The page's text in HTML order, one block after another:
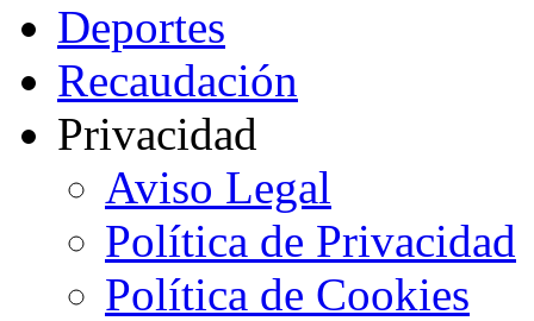
Deportes
Recaudación
Privacidad
Aviso Legal
Política de Privacidad
Política de Cookies